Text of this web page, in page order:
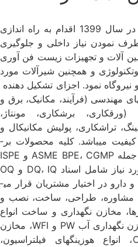
شرکت دانش­ بنیان سیناراد کالا در سال 1399 اقدام به راه ­اندازی
نمودن نیاز داخلی و جلوگیری
آلات و تجهیزات زیست فن­ آوری
و همچنین شیرآلات مورد
نیروگاه نمود. اجزای تشکیل دهنده
مهندسی (فرآیند، مکانیک، برق و
(ورق­کاری، برش­کاری، مونتاژ،
تراشکاری، پولیش مکانیکال و
الکتروپولیش)، کنترل و تضمین کیفیت می­باشد. کلیه محصولات بر­
اساس استانداردهای روز دنیا از جمله ASME BPE، CGMP و ISPE
ساخته می­شود و کلیه مدارک مورد نیاز شامل اسناد DQ، IQ و OQ
جهت اخذ مجوزهای سازمان غذا و دارو در اختیار مشتریان قرار می­
طراحی، ساخت، نصب و
مخازن نگهداری و ساخت انواع
داروهای تزریقی و خوراکی، مخازن نگهداری آب PW و WFI، مخازن
موبایل، دستگاه ­های CIP/SIP، انواع هوزینگ­های فیلتراسیون،